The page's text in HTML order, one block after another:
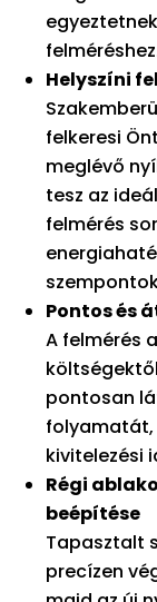
Helyszíni
felkeresi
meglévő
tesz az
felmérés
Pontos és
A felmérés
pontosan
folyamatát,
kivitelezési
Régi
beépítése
Tapasztalt
precízen